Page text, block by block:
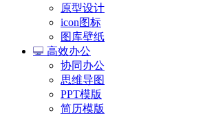
原型设计
icon图标
图库壁纸
高效办公
协同办公
思维导图
PPT模版
简历模版